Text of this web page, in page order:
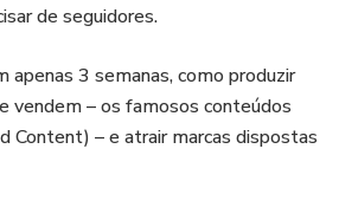
de seguidores.
apenas 3 semanas, como produzir
vendem – os famosos conteúdos
Content) – e atrair marcas dispostas